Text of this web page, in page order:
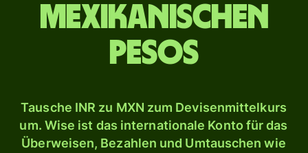
mexikanischen
Pesos
Tausche INR zu MXN zum Devisenmittelkurs
um. Wise ist das internationale Konto für das
Überweisen, Bezahlen und Umtauschen wie